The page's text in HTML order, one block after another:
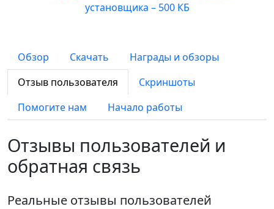
установщика – 500 КБ
Обзор Скачать
Награды и обзоры
Отзыв пользователя
Скриншоты
Помогите нам
Начало работы
Отзывы пользователей и
обратная связь
Реальные отзывы пользователей